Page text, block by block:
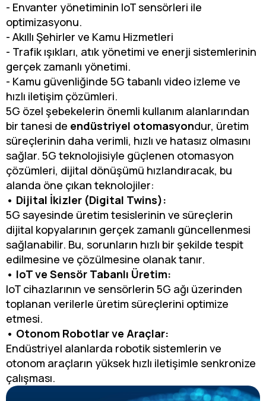
- Envanter yönetiminin IoT sensörleri ile
optimizasyonu.
- Akıllı Şehirler ve Kamu Hizmetleri
- Trafik ışıkları, atık yönetimi ve enerji sistemlerinin
gerçek zamanlı yönetimi.
- Kamu güvenliğinde 5G tabanlı video izleme ve
hızlı iletişim çözümleri.
5G özel şebekelerin önemli kullanım alanlarından
bir tanesi de endüstriyel otomasyondur, üretim
süreçlerinin daha verimli, hızlı ve hatasız olmasını
sağlar. 5G teknolojisiyle güçlenen otomasyon
çözümleri, dijital dönüşümü hızlandıracak, bu
alanda öne çıkan teknolojiler:
• Dijital İkizler (Digital Twins):
5G sayesinde üretim tesislerinin ve süreçlerin
dijital kopyalarının gerçek zamanlı güncellenmesi
sağlanabilir. Bu, sorunların hızlı bir şekilde tespit
edilmesine ve çözülmesine olanak tanır.
• IoT ve Sensör Tabanlı Üretim:
IoT cihazlarının ve sensörlerin 5G ağı üzerinden
toplanan verilerle üretim süreçlerini optimize
etmesi.
• Otonom Robotlar ve Araçlar:
Endüstriyel alanlarda robotik sistemlerin ve
otonom araçların yüksek hızlı iletişimle senkronize
çalışması.